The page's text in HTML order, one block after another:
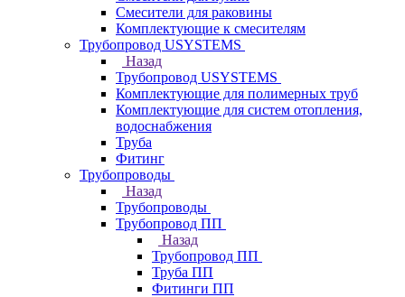
Смесители для раковины
Комплектующие к смесителям
Трубопровод USYSTEMS
Назад
Трубопровод USYSTEMS
Комплектующие для полимерных труб
Комплектующие для систем отопления,
водоснабжения
Труба
Фитинг
Трубопроводы
Назад
Трубопроводы
Трубопровод ПП
Назад
Трубопровод ПП
Труба ПП
Фитинги ПП